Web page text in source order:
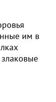
им в